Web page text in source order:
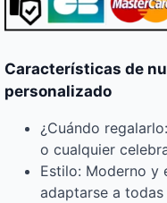
Características de
personalizado
¿Cuándo
o cualquier
Estilo: Moderno y
adaptarse a